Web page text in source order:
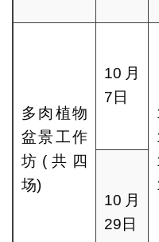
多肉植物
盆景工作
坊(共四
场)
10月
7日
10月
29日